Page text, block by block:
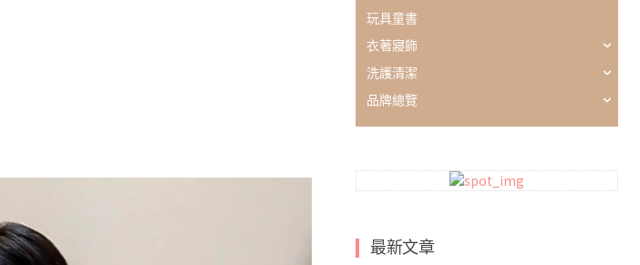
玩具童書
衣著寢飾
洗護清潔
品牌總覽
最新文章